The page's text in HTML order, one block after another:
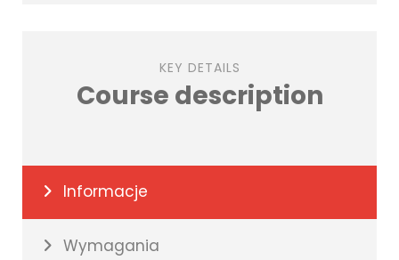
KEY DETAILS
Course description
Informacje
Wymagania